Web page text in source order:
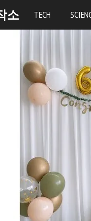
소 TECH